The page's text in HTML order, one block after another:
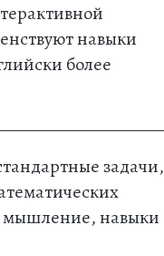
задачи,
мышление, навыки
навыки
более